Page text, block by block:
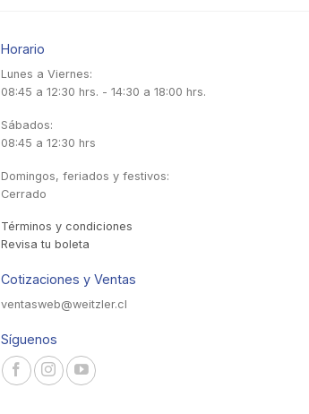
Horario
Lunes a Viernes:
08:45 a 12:30 hrs. - 14:30 a 18:00 hrs.
Sábados:
08:45 a 12:30 hrs
Domingos, feriados y festivos:
Cerrado
Términos y condiciones
Revisa tu boleta
Cotizaciones y Ventas
ventasweb@weitzler.cl
Síguenos